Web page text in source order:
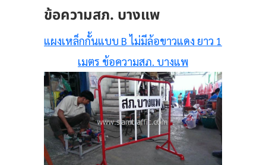
ข้อความสภ. บางแพ
แผงเหล็กกั้นแบบ B ไม่มีล้อขาวแดง ยาว 1
เมตร ข้อความสภ. บางแพ